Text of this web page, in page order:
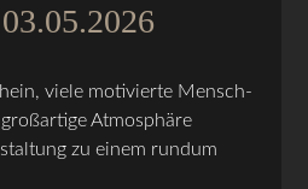
viele motivierte Mensch-
Atmosphäre
zu einem rundum